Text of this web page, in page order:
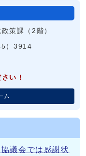
策課（2階）
）3914
い！
ム
議会では感謝状